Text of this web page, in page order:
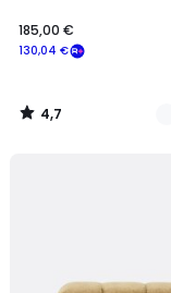
130,04 €
185,00 €
4,7
/